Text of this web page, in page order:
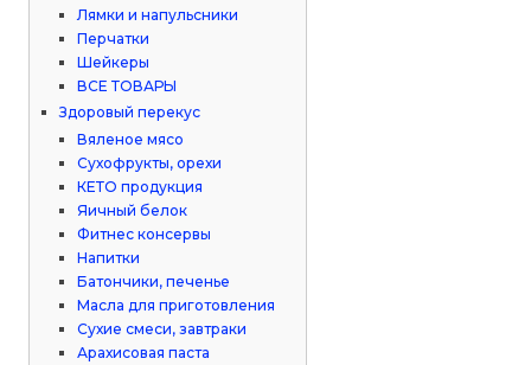
Лямки и напульсники
Перчатки
Шейкеры
ВСЕ ТОВАРЫ
Здоровый перекус
Вяленое мясо
Сухофрукты, орехи
КЕТО продукция
Яичный белок
Фитнес консервы
Напитки
Батончики, печенье
Масла для приготовления
Сухие смеси, завтраки
Арахисовая паста